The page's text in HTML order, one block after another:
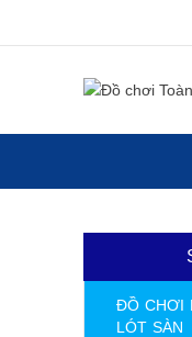
ĐỒ CHƠI
LÓT SÀN